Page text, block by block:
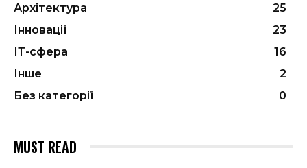
Архітектура
25
Інновації
23
ІТ-сфера
16
Інше
2
Без категорії
0
MUST READ